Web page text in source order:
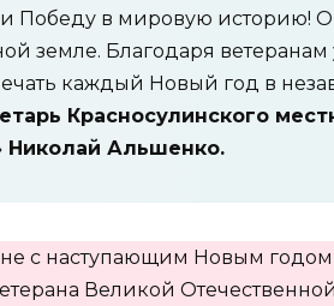
Победу в мировую историю!
земле. Благодаря ветеранам
каждый Новый год в
Красносулинского
Николай Альшенко.
с наступающим Новым
Великой